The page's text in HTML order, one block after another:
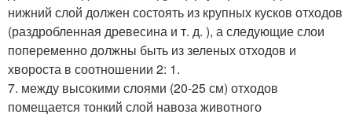
нижний слой должен состоять из крупных кусков отходов
(раздробленная древесина и т. д. ), а следующие слои
попеременно должны быть из зеленых отходов и
хвороста в соотношении 2: 1.
7. между высокими слоями (20-25 см) отходов
помещается тонкий слой навоза животного